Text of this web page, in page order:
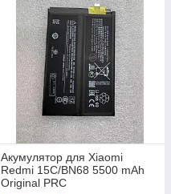
Акумулятор для Xiaomi
Redmi 15C/BN68 5500 mAh
Original PRC